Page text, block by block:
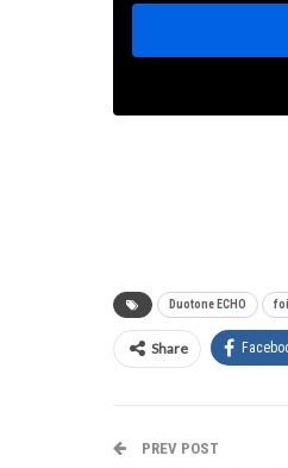
Duotone ECHO
Share
PREV POST